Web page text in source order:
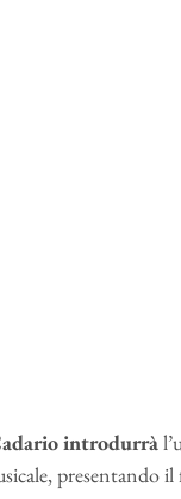
introdurrà
presentando